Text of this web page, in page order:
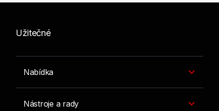
Užitečné
Nabídka
Nástroje a rady